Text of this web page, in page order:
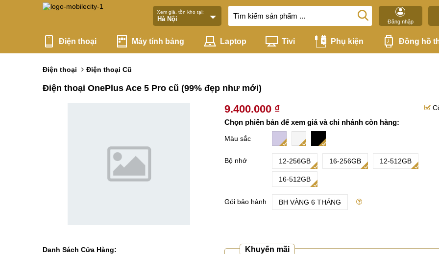
Xem giá, tồn kho tại:
Đăng nhập
Điện thoại Máy tính bảng Laptop Tivi Phụ kiện Đồng hồ
Điện thoại Điện thoại Cũ
Điện thoại OnePlus Ace 5 Pro cũ (99% đẹp như mới)
Danh Sách Cửa Hàng:
9.400.000 ₫
Chọn phiên bản để xem giá và chi nhánh còn hàng:
Màu sắc
Bộ nhớ 12-256GB 16-256GB 12-512GB
16-512GB
Gói bảo hành BH VÀNG 6 THÁNG
Khuyến mãi